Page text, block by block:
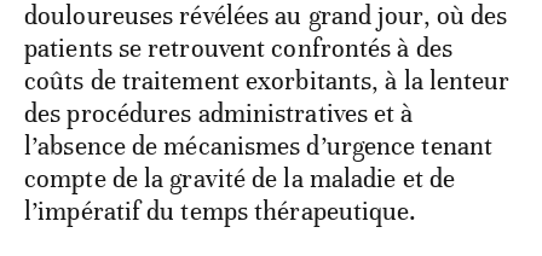
douloureuses révélées au grand jour, où des
patients se retrouvent confrontés à des
coûts de traitement exorbitants, à la lenteur
des procédures administratives et à
l’absence de mécanismes d’urgence tenant
compte de la gravité de la maladie et de
l’impératif du temps thérapeutique.